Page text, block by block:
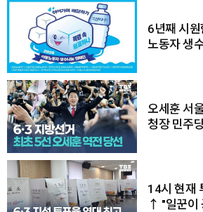
6년째 시
노동자 생
오세훈 서
청장 민주
14시 현재
↑ "일꾼이